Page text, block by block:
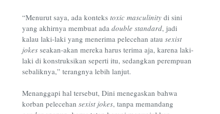
“Menurut saya, ada konteks toxic masculinity di sini
yang akhirnya membuat ada double standard, jadi
kalau laki-laki yang menerima pelecehan atau sexist
jokes seakan-akan mereka harus terima aja, karena laki-
laki di konstruksikan seperti itu, sedangkan perempuan
sebaliknya,” terangnya lebih lanjut.
Menanggapi hal tersebut, Dini menegaskan bahwa
korban pelecehan sexist jokes, tanpa memandang